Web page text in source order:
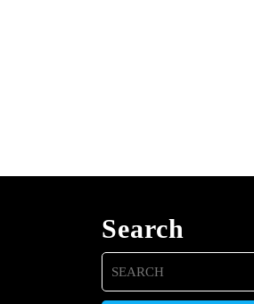
Search
Search
for: